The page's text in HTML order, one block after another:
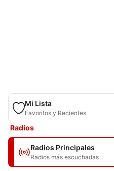
Mi Lista
Favoritos y Recientes
Radios
Radios Principales
Radios más escuchadas